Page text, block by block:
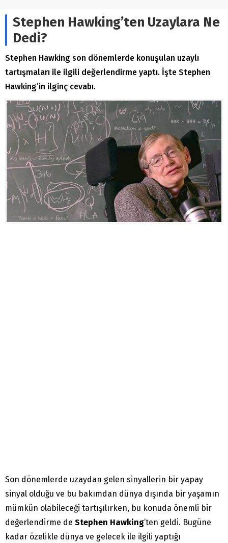
Stephen Hawking’ten Uzaylara Ne
Dedi?
Stephen Hawking son dönemlerde konuşulan uzaylı
tartışmaları ile ilgili değerlendirme yaptı. İşte Stephen
Hawking’in ilginç cevabı.
Son dönemlerde uzaydan gelen sinyallerin bir yapay
sinyal olduğu ve bu bakımdan dünya dışında bir yaşamın
mümkün olabileceği tartışılırken, bu konuda önemli bir
değerlendirme de Stephen Hawking’ten geldi. Bugüne
kadar özelikle dünya ve gelecek ile ilgili yaptığı